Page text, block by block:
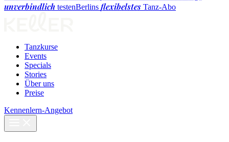
unverbindlich testenBerlins flexibelstes Tanz-Abo
Tanzkurse
Events
Specials
Stories
Über uns
Preise
Kennenlern-Angebot